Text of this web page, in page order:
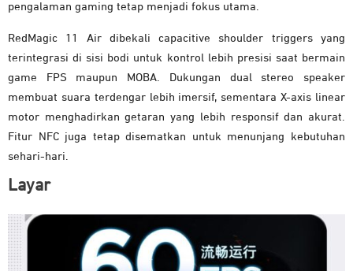
pengalaman gaming tetap menjadi fokus utama.
RedMagic 11 Air dibekali capacitive shoulder triggers yang
terintegrasi di sisi bodi untuk kontrol lebih presisi saat bermain
game FPS maupun MOBA. Dukungan dual stereo speaker
membuat suara terdengar lebih imersif, sementara X-axis linear
motor menghadirkan getaran yang lebih responsif dan akurat.
Fitur NFC juga tetap disematkan untuk menunjang kebutuhan
sehari-hari.
Layar